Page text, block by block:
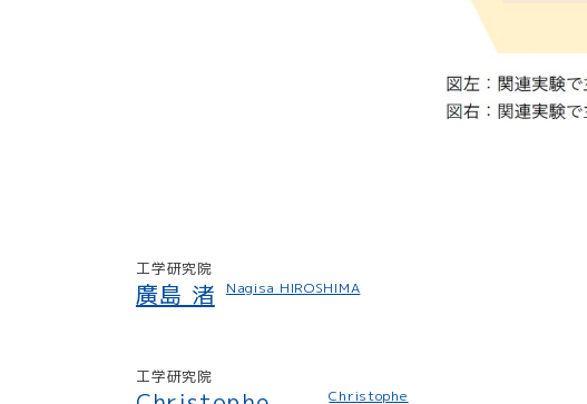
工学研究院
廣島 渚 Nagisa HIROSHIMA
工学研究院
Christophe